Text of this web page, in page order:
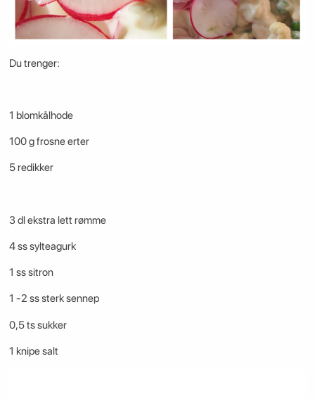
Du trenger:
1 blomkålhode
100 g frosne erter
5 redikker
3 dl ekstra lett rømme
4 ss sylteagurk
1 ss sitron
1 -2 ss sterk sennep
0,5 ts sukker
1 knipe salt